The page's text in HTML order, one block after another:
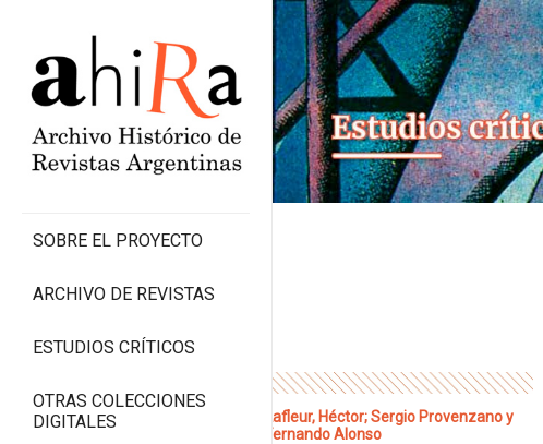
SOBRE EL PROYECTO
ARCHIVO DE REVISTAS
ESTUDIOS CRÍTICOS
OTRAS COLECCIONES
DIGITALES
Lafleur, Héctor; Sergio Provenzano y
Fernando Alonso